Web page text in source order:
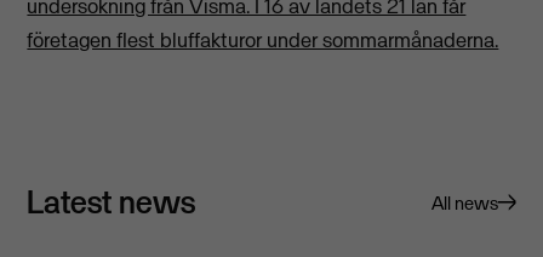
undersökning från Visma. I 16 av landets 21 län får
företagen flest bluffakturor under sommarmånaderna.
Latest news All news